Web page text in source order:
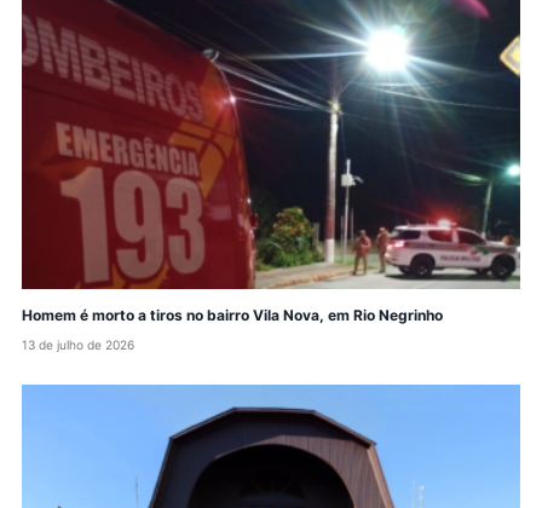
Homem é morto a tiros no bairro Vila Nova, em Rio Negrinho
13 de julho de 2026